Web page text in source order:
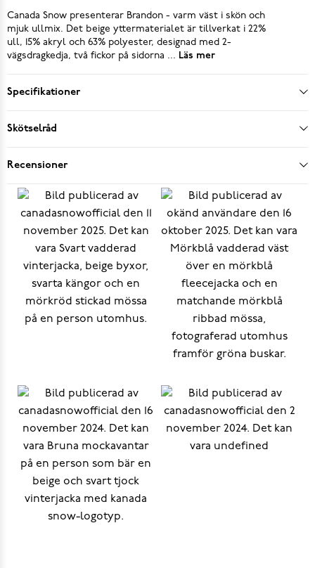
Canada Snow presenterar Brandon - varm väst i skön och
mjuk ullmix. Det beige yttermaterialet är tillverkat i 22%
ull, 15% akryl och 63% polyester, designad med 2-
vägsdragkedja, två fickor på sidorna ... Läs mer
Specifikationer
Skötselråd
Recensioner